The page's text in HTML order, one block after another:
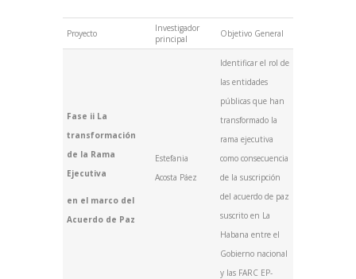
Proyecto
Investigador
principal
Objetivo General
Fase ii La
transformación
de la Rama
Ejecutiva
en el marco del
Acuerdo de Paz
Estefania
Acosta Páez
Identificar el rol de
las entidades
públicas que han
transformado la
rama ejecutiva
como consecuencia
de la suscripción
del acuerdo de paz
suscrito en La
Habana entre el
Gobierno nacional
y las FARC EP-